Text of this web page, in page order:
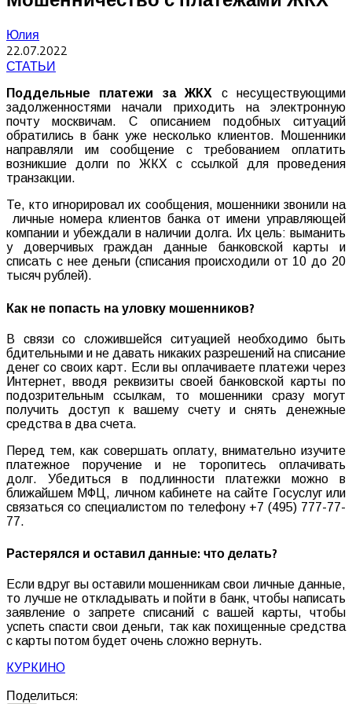
Юлия
22.07.2022
СТАТЬИ
Поддельные платежи за ЖКХ с несуществующими
задолженностями начали приходить на электронную
почту москвичам. С описанием подобных ситуаций
обратились в банк уже несколько клиентов. Мошенники
направляли им сообщение с требованием оплатить
возникшие долги по ЖКХ с ссылкой для проведения
транзакции.
Те, кто игнорировал их сообщения, мошенники звонили на
личные номера клиентов банка от имени управляющей
компании и убеждали в наличии долга. Их цель: выманить
у доверчивых граждан данные банковской карты и
списать с нее деньги (списания происходили от 10 до 20
тысяч рублей).
Как не попасть на уловку мошенников?
В связи со сложившейся ситуацией необходимо быть
бдительными и не давать никаких разрешений на списание
денег со своих карт. Если вы оплачиваете платежи через
Интернет, вводя реквизиты своей банковской карты по
подозрительным ссылкам, то мошенники сразу могут
получить доступ к вашему счету и снять денежные
средства в два счета.
Перед тем, как совершать оплату, внимательно изучите
платежное поручение и не торопитесь оплачивать
долг. Убедиться в подлинности платежки можно в
ближайшем МФЦ, личном кабинете на сайте Госуслуг или
связаться со специалистом по телефону +7 (495) 777-77-
77.
Растерялся и оставил данные: что делать?
Если вдруг вы оставили мошенникам свои личные данные,
то лучше не откладывать и пойти в банк, чтобы написать
заявление о запрете списаний с вашей карты, чтобы
успеть спасти свои деньги, так как похищенные средства
с карты потом будет очень сложно вернуть.
КУРКИНО
Поделиться: